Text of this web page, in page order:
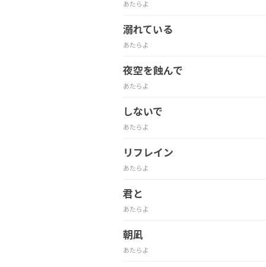
あたらよ
溺れている
あたらよ
夜空を蝕んで
あたらよ
しないで
あたらよ
リフレイン
あたらよ
君と
あたらよ
朝凪
あたらよ